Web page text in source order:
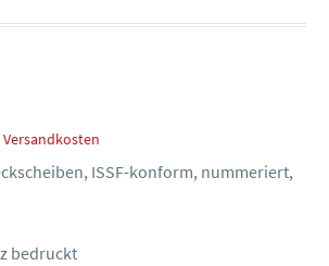
Versandkosten
ISSF-konform, nummeriert,
bedruckt